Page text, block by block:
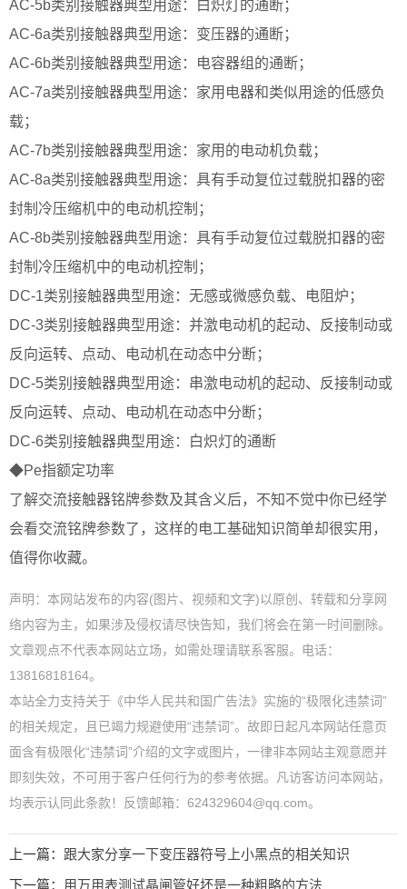
AC-5b类别接触器典型用途：白炽灯的通断；
AC-6a类别接触器典型用途：变压器的通断；
AC-6b类别接触器典型用途：电容器组的通断；
AC-7a类别接触器典型用途：家用电器和类似用途的低感负
载；
AC-7b类别接触器典型用途：家用的电动机负载；
AC-8a类别接触器典型用途：具有手动复位过载脱扣器的密
封制冷压缩机中的电动机控制；
AC-8b类别接触器典型用途：具有手动复位过载脱扣器的密
封制冷压缩机中的电动机控制；
DC-1类别接触器典型用途：无感或微感负载、电阻炉；
DC-3类别接触器典型用途：并激电动机的起动、反接制动或
反向运转、点动、电动机在动态中分断；
DC-5类别接触器典型用途：串激电动机的起动、反接制动或
反向运转、点动、电动机在动态中分断；
DC-6类别接触器典型用途：白炽灯的通断
◆Pe指额定功率
了解交流接触器铭牌参数及其含义后，不知不觉中你已经学
会看交流铭牌参数了，这样的电工基础知识简单却很实用，
值得你收藏。
声明：本网站发布的内容(图片、视频和文字)以原创、转载和分享网
络内容为主，如果涉及侵权请尽快告知，我们将会在第一时间删除。
文章观点不代表本网站立场，如需处理请联系客服。电话：
13816818164。
本站全力支持关于《中华人民共和国广告法》实施的“极限化违禁词”
的相关规定，且已竭力规避使用“违禁词”。故即日起凡本网站任意页
面含有极限化“违禁词”介绍的文字或图片，一律非本网站主观意愿并
即刻失效，不可用于客户任何行为的参考依据。凡访客访问本网站，
均表示认同此条款！反馈邮箱：624329604@qq.com。
上一篇： 跟大家分享一下变压器符号上小黑点的相关知识
下一篇： 用万用表测试晶闸管好坏是一种粗略的方法